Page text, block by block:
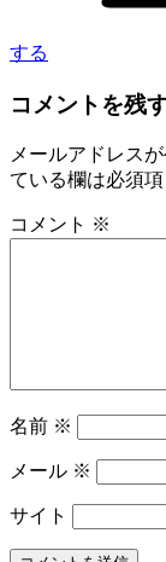
する
コメントを残
メールアドレス
ている欄は必須
コメント ※
名前 ※
メール ※
サイト